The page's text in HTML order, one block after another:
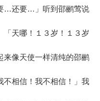
…还要…」听到邵鹂莺说
「天哪！１３岁！１３岁
像天使一样清纯的邵鹂
不相信！我不相信！」我